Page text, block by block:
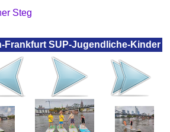
Steg
Frankfurt SUP-Jugendliche-Kinder